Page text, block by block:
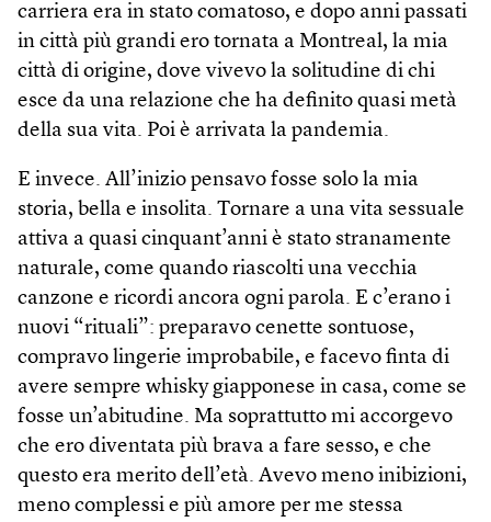
carriera era in stato comatoso, e dopo anni passati
in città più grandi ero tornata a Montreal, la mia
città di origine, dove vivevo la solitudine di chi
esce da una relazione che ha definito quasi metà
della sua vita. Poi è arrivata la pandemia.
E invece. All’inizio pensavo fosse solo la mia
storia, bella e insolita. Tornare a una vita sessuale
attiva a quasi cinquant’anni è stato stranamente
naturale, come quando riascolti una vecchia
canzone e ricordi ancora ogni parola. E c’erano i
nuovi “rituali”: preparavo cenette sontuose,
compravo lingerie improbabile, e facevo finta di
avere sempre whisky giapponese in casa, come se
fosse un’abitudine. Ma soprattutto mi accorgevo
che ero diventata più brava a fare sesso, e che
questo era merito dell’età. Avevo meno inibizioni,
meno complessi e più amore per me stessa